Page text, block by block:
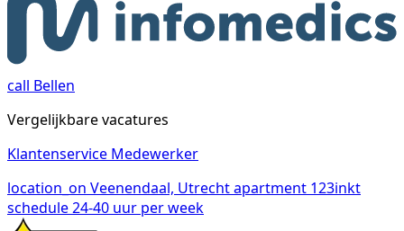
call Bellen
Vergelijkbare vacatures
Klantenservice Medewerker
location_on Veenendaal, Utrechtapartment 123inkt
schedule24-40 uur per week